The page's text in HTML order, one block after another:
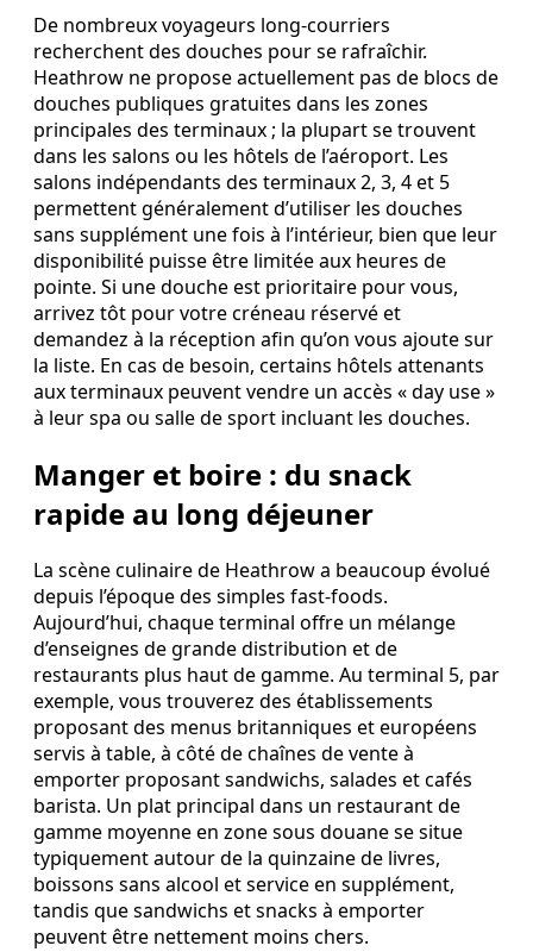
De nombreux voyageurs long‑courriers
recherchent des douches pour se rafraîchir.
Heathrow ne propose actuellement pas de blocs de
douches publiques gratuites dans les zones
principales des terminaux ; la plupart se trouvent
dans les salons ou les hôtels de l’aéroport. Les
salons indépendants des terminaux 2, 3, 4 et 5
permettent généralement d’utiliser les douches
sans supplément une fois à l’intérieur, bien que leur
disponibilité puisse être limitée aux heures de
pointe. Si une douche est prioritaire pour vous,
arrivez tôt pour votre créneau réservé et
demandez à la réception afin qu’on vous ajoute sur
la liste. En cas de besoin, certains hôtels attenants
aux terminaux peuvent vendre un accès « day use »
à leur spa ou salle de sport incluant les douches.
Manger et boire : du snack
rapide au long déjeuner
La scène culinaire de Heathrow a beaucoup évolué
depuis l’époque des simples fast‑foods.
Aujourd’hui, chaque terminal offre un mélange
d’enseignes de grande distribution et de
restaurants plus haut de gamme. Au terminal 5, par
exemple, vous trouverez des établissements
proposant des menus britanniques et européens
servis à table, à côté de chaînes de vente à
emporter proposant sandwichs, salades et cafés
barista. Un plat principal dans un restaurant de
gamme moyenne en zone sous douane se situe
typiquement autour de la quinzaine de livres,
boissons sans alcool et service en supplément,
tandis que sandwichs et snacks à emporter
peuvent être nettement moins chers.